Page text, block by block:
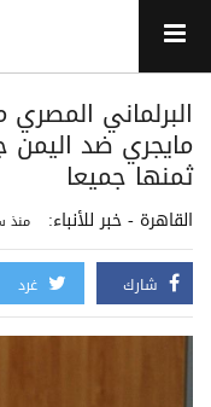
البرلماني
مايجري ضد اليمن
ثمنها جميعا
القاهرة - خبر للأنباء: منذ
شارك غرد